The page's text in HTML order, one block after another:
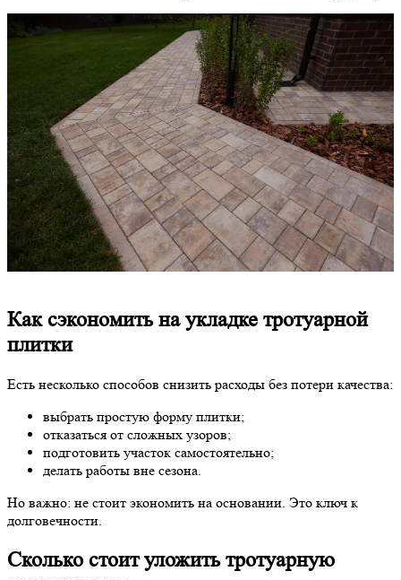
Как сэкономить на укладке тротуарной
плитки
Есть несколько способов снизить расходы без потери качества:
выбрать простую форму плитки;
отказаться от сложных узоров;
подготовить участок самостоятельно;
делать работы вне сезона.
Но важно: не стоит экономить на основании. Это ключ к
долговечности.
Сколько стоит уложить тротуарную